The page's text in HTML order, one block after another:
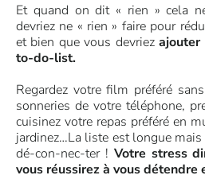
Et quand on dit « rien » cela
devriez ne « rien » faire pour
et bien que vous devriezajouter
to-do-list.
Regardez votre film préféré
sonneries de votre téléphone,
cuisinez votre repas préféré en
jardinez…La liste est longue mais
dé-con-nec-ter ! Votre stress
vous réussirez à vous détendre